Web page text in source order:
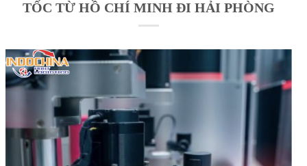
TỐC TỪ HỒ CHÍ MINH ĐI HẢI PHÒNG